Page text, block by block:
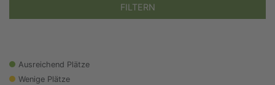
FILTERN
Ausreichend Plätze
Wenige Plätze